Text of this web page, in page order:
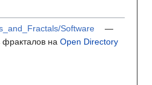
Software
—
фракталов наOpen Directory